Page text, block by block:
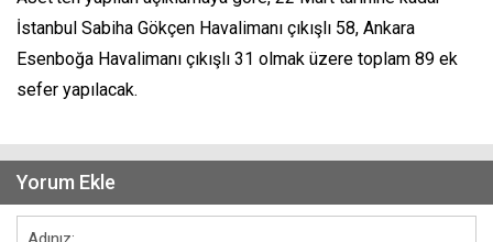
İstanbul Sabiha Gökçen Havalimanı çıkışlı 58, Ankara
Esenboğa Havalimanı çıkışlı 31 olmak üzere toplam 89 ek
sefer yapılacak.
Yorum Ekle